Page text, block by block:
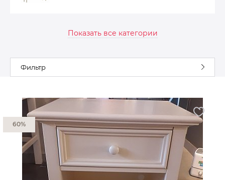
Гостиная
Кухня
Детская
Прихожая
Кабинет
Мебель
Кровати
Мягкая мебель
Аксессуары
Кресла
Ковры
Аксессуары для столовой
Свет
Показать все категории
Фильтр
60%